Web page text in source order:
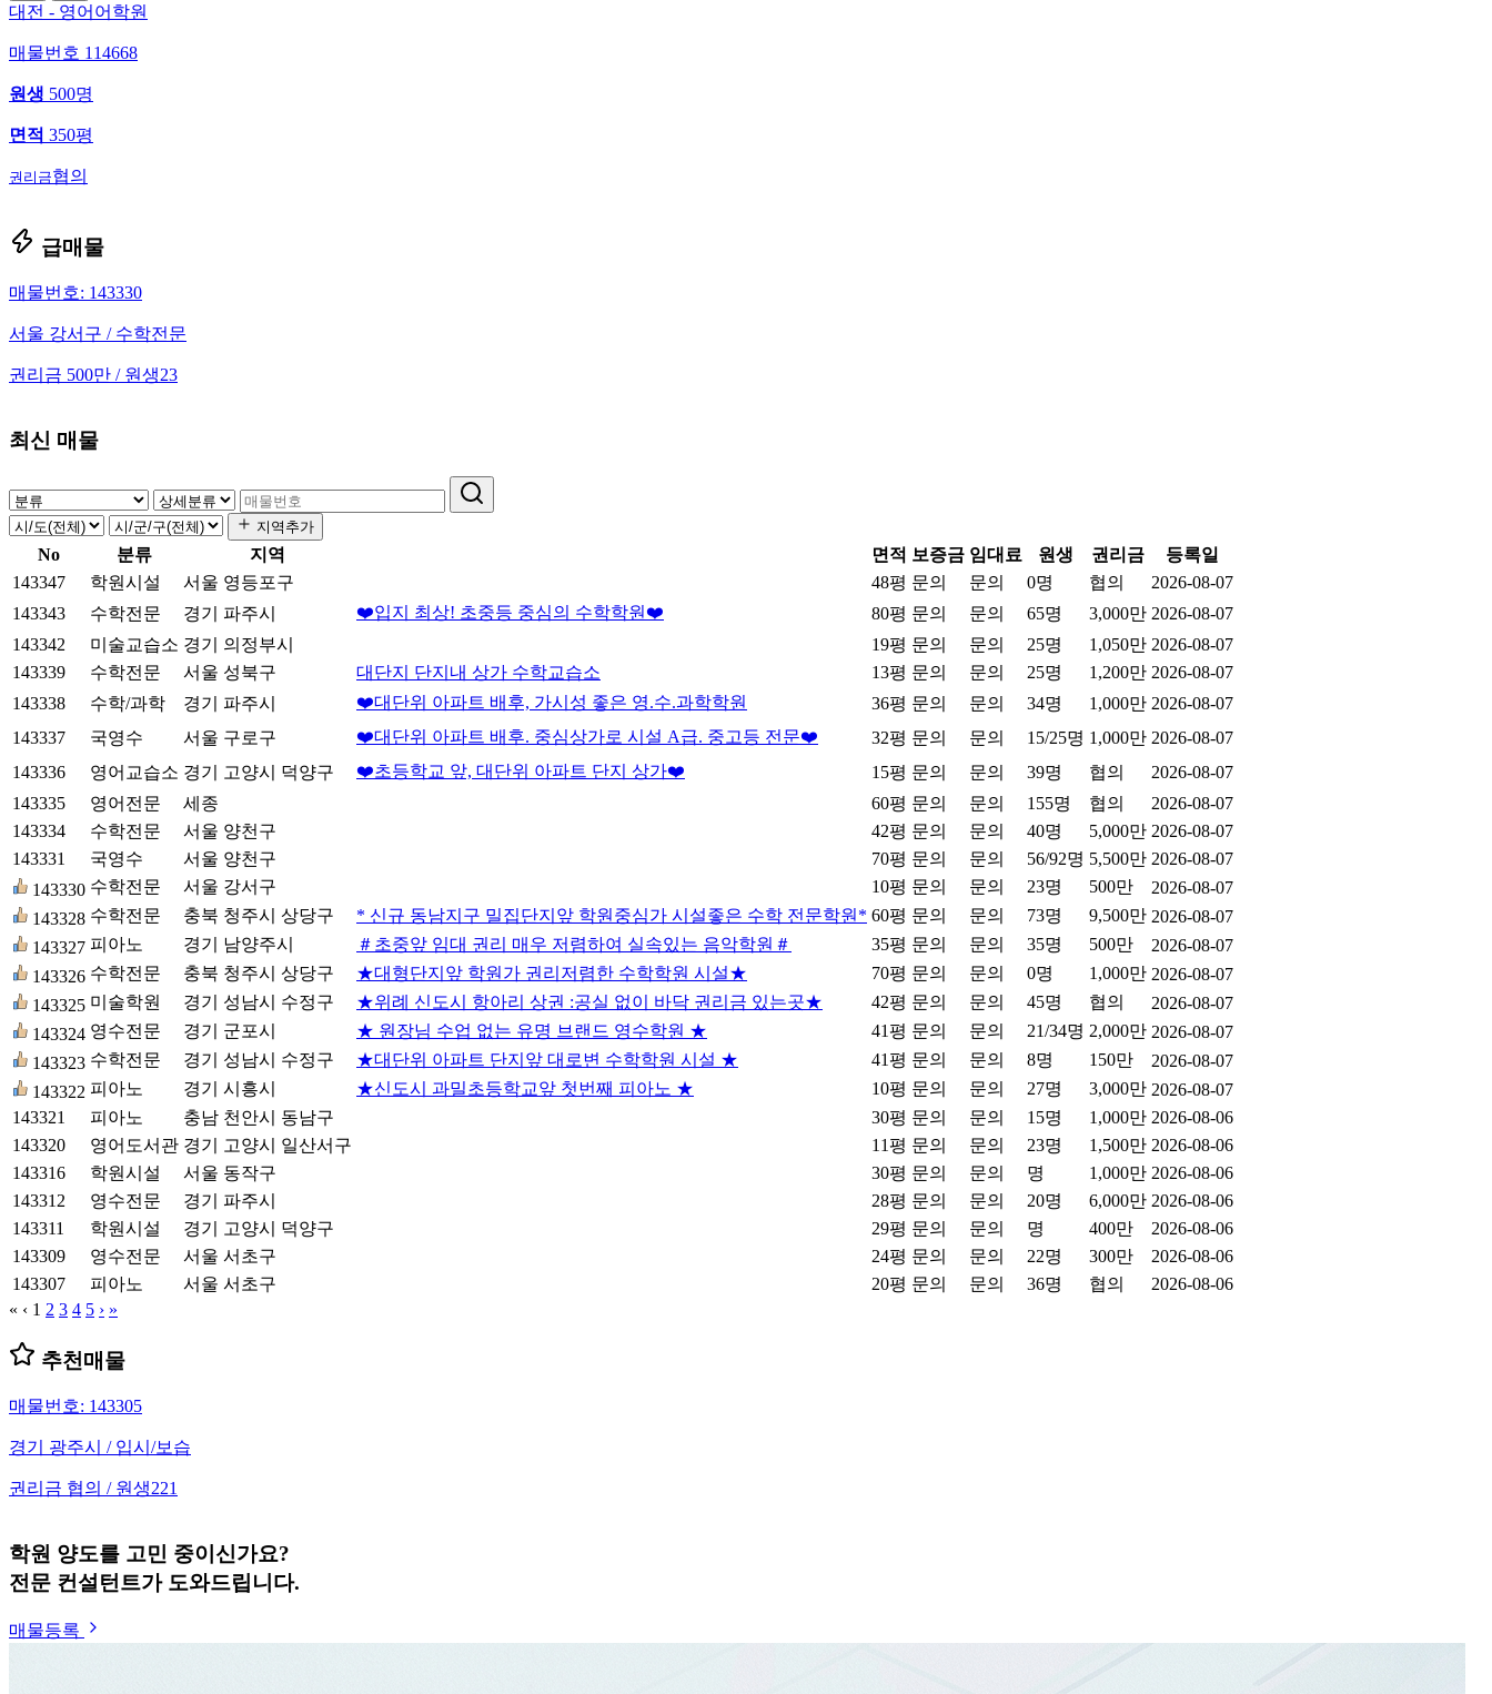
대전 - 영어어학원
매물번호 114668
원생 500명
면적 350평
권리금협의
급매물
매물번호: 143330
서울 강서구 / 수학전문
권리금 500만 / 원생23
최신 매물
지역추가
No 분류 지역 면적 보증금 임대료 원생 권리금
등록일
143347
학원시설 서울 영등포구 48평 문의 문의 0명 협의
2026-08-07
143343
수학전문 경기 파주시 ❤️입지 최상! 초중등 중심의 수학학원❤️ 80평 문의 문의 65명 3,000만 2026-08-07
143342
미술교습소 경기 의정부시 19평 문의 문의 25명 1,050만 2026-08-07
143339
수학전문 서울 성북구 대단지 단지내 상가 수학교습소 13평 문의 문의 25명 1,200만 2026-08-07
143338
수학/과학 경기 파주시 ❤️대단위 아파트 배후, 가시성 좋은 영.수.과학학원 36평 문의 문의 34명 1,000만 2026-08-07
143337
국영수 서울 구로구 ❤️대단위 아파트 배후. 중심상가로 시설 A급. 중고등 전문❤️ 32평 문의 문의 15/25명 1,000만 2026-08-07
143336
영어교습소 경기 고양시 덕양구 ❤️초등학교 앞, 대단위 아파트 단지 상가❤️ 15평 문의 문의 39명 협의
2026-08-07
143335
영어전문 세종 60평 문의 문의 155명 협의
2026-08-07
143334
수학전문 서울 양천구 42평 문의 문의 40명 5,000만 2026-08-07
143331
국영수 서울 양천구 70평 문의 문의 56/92명 5,500만 2026-08-07
143330 수학전문 서울 강서구 10평 문의 문의 23명 500만
2026-08-07
143328 수학전문 충북 청주시 상당구 * 신규 동남지구 밀집단지앞 학원중심가 시설좋은 수학 전문학원* 60평 문의 문의 73명 9,500만 2026-08-07
143327 피아노 경기 남양주시 ＃초중앞 임대 권리 매우 저렴하여 실속있는 음악학원＃ 35평 문의 문의 35명 500만
2026-08-07
143326 수학전문 충북 청주시 상당구 ★대형단지앞 학원가 권리저렴한 수학학원 시설★ 70평 문의 문의 0명 1,000만 2026-08-07
143325 미술학원 경기 성남시 수정구 ★위례 신도시 항아리 상권 :공실 없이 바닥 권리금 있는곳★ 42평 문의 문의 45명 협의
2026-08-07
143324 영수전문 경기 군포시 ★ 원장님 수업 없는 유명 브랜드 영수학원 ★ 41평 문의 문의 21/34명 2,000만 2026-08-07
143323 수학전문 경기 성남시 수정구 ★대단위 아파트 단지앞 대로변 수학학원 시설 ★ 41평 문의 문의 8명 150만
2026-08-07
143322 피아노 경기 시흥시 ★신도시 과밀초등학교앞 첫번째 피아노 ★ 10평 문의 문의 27명 3,000만 2026-08-07
143321
피아노 충남 천안시 동남구 30평 문의 문의 15명 1,000만 2026-08-06
143320
영어도서관 경기 고양시 일산서구 11평 문의 문의 23명 1,500만 2026-08-06
143316
학원시설 서울 동작구 30평 문의 문의 명 1,000만 2026-08-06
143312
영수전문 경기 파주시 28평 문의 문의 20명 6,000만 2026-08-06
143311
학원시설 경기 고양시 덕양구 29평 문의 문의 명 400만
2026-08-06
143309
영수전문 서울 서초구 24평 문의 문의 22명 300만
2026-08-06
143307
피아노 서울 서초구 20평 문의 문의 36명 협의
2026-08-06
« ‹ 1 2 3 4 5 › »
추천매물
매물번호: 143305
경기 광주시 / 입시/보습
권리금 협의 / 원생221
학원 양도를 고민 중이신가요?
전문 컨설턴트가 도와드립니다.
매물등록